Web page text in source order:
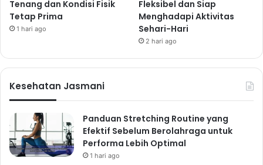
Kelelahan dan pusing
Kulit kering
3. Berjemur di Sinar
Matahari Pagi: Sumber
Vitamin D Alami
Paparan sinar matahari pagi merupakan sumber
vitamin D alami yang penting bagi kesehatan tulang,
sistem imun, dan suasana hati. Vitamin D membantu
penyerapan kalsium, sehingga mencegah
Tenang dan Kondisi Fisik
Tetap Prima
1 hari ago
Fleksibel dan Siap
Menghadapi Aktivitas
Sehari-Hari
2 hari ago
Kesehatan Jasmani
Panduan Stretching Routine yang
Efektif Sebelum Berolahraga untuk
Performa Lebih Optimal
1 hari ago